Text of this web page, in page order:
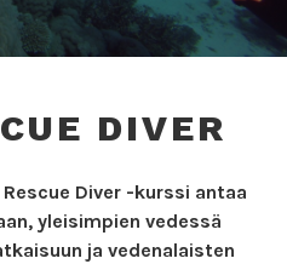
DIVER
Diver -kurssi antaa
yleisimpien vedessä
ja vedenalaisten